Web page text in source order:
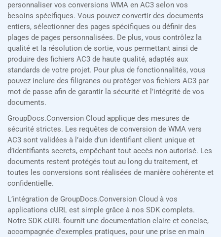
personnaliser vos conversions WMA en AC3 selon vos
besoins spécifiques. Vous pouvez convertir des documents
entiers, sélectionner des pages spécifiques ou définir des
plages de pages personnalisées. De plus, vous contrôlez la
qualité et la résolution de sortie, vous permettant ainsi de
produire des fichiers AC3 de haute qualité, adaptés aux
standards de votre projet. Pour plus de fonctionnalités, vous
pouvez inclure des filigranes ou protéger vos fichiers AC3 par
mot de passe afin de garantir la sécurité et l’intégrité de vos
documents.
GroupDocs.Conversion Cloud applique des mesures de
sécurité strictes. Les requêtes de conversion de WMA vers
AC3 sont validées à l’aide d’un identifiant client unique et
d’identifiants secrets, empêchant tout accès non autorisé. Les
documents restent protégés tout au long du traitement, et
toutes les conversions sont réalisées de manière cohérente et
confidentielle.
L’intégration de GroupDocs.Conversion Cloud à vos
applications cURL est simple grâce à nos SDK complets.
Notre SDK cURL fournit une documentation claire et concise,
accompagnée d’exemples pratiques, pour une prise en main